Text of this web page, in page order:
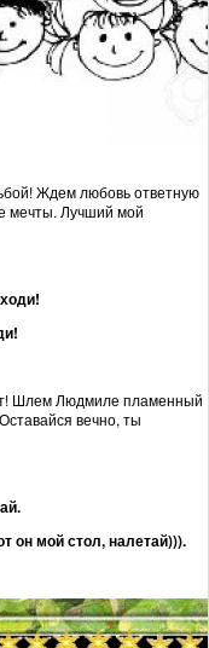
Ждем любовь ответную
мечты. Лучший мой
Шлем Людмиле пламенный
вечно, ты
он мой стол, налетай))).